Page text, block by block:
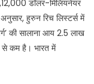
डॉलर-मिलियनेयर
हुरुन रिच लिस्टर्स में
की सालाना आय 2.5 लाख
कम है। भारत में